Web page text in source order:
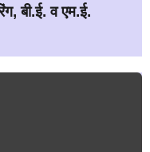
बी.ई. व एम.ई.